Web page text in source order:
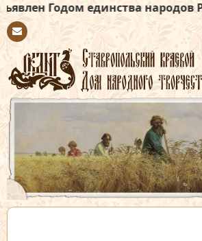
единства народов России
tact